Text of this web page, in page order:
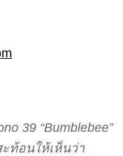
39 “Bumblebee”
ท้อนให้เห็นว่า